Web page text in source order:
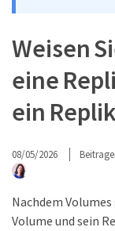
Weisen
eine
ein
08/05/2026
Nachdem
Volume und sein